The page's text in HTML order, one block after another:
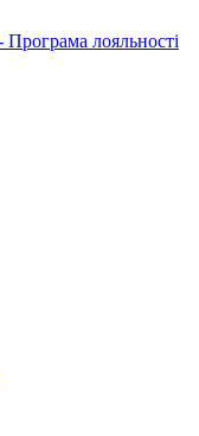
Програма лояльності